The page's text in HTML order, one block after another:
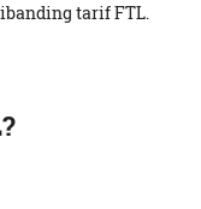
tarif FTL.